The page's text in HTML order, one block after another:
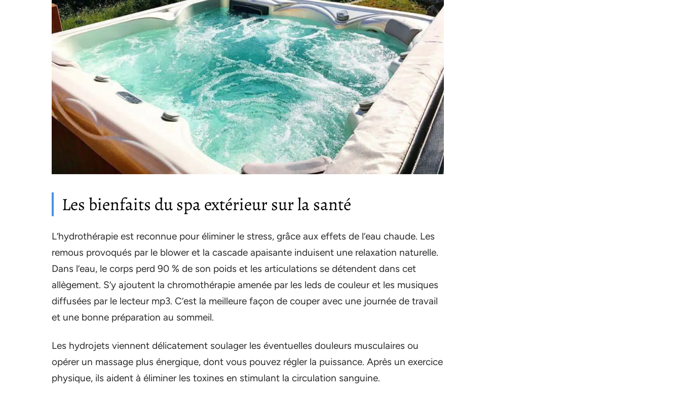
Les bienfaits du spa extérieur sur la santé
L’hydrothérapie est reconnue pour éliminer le stress, grâce aux effets de l’eau chaude. Les
remous provoqués par le blower et la cascade apaisante induisent une relaxation naturelle.
Dans l’eau, le corps perd 90 % de son poids et les articulations se détendent dans cet
allègement. S’y ajoutent la chromothérapie amenée par les leds de couleur et les musiques
diffusées par le lecteur mp3. C’est la meilleure façon de couper avec une journée de travail
et une bonne préparation au sommeil.
Les hydrojets viennent délicatement soulager les éventuelles douleurs musculaires ou
opérer un massage plus énergique, dont vous pouvez régler la puissance. Après un exercice
physique, ils aident à éliminer les toxines en stimulant la circulation sanguine.